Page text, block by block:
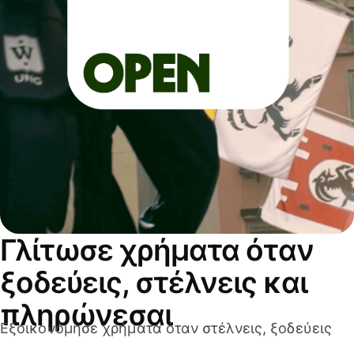
Γλίτωσε χρήματα όταν
ξοδεύεις, στέλνεις και
πληρώνεσαι
Εξοικονόμησε χρήματα όταν στέλνεις, ξοδεύεις